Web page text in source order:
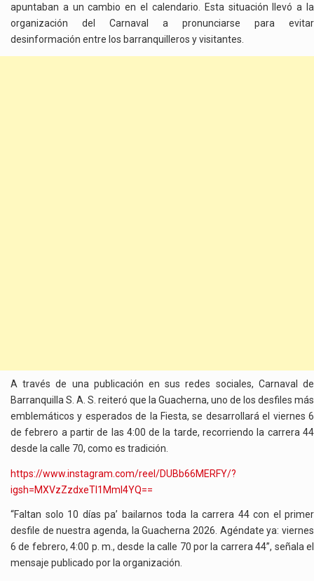
apuntaban a un cambio en el calendario. Esta situación llevó a la
organización del Carnaval a pronunciarse para evitar
desinformación entre los barranquilleros y visitantes.
A través de una publicación en sus redes sociales, Carnaval de
Barranquilla S. A. S. reiteró que la Guacherna, uno de los desfiles más
emblemáticos y esperados de la Fiesta, se desarrollará el viernes 6
de febrero a partir de las 4:00 de la tarde, recorriendo la carrera 44
desde la calle 70, como es tradición.
https://www.instagram.com/reel/DUBb66MERFY/?
igsh=MXVzZzdxeTI1Mml4YQ==
“Faltan solo 10 días pa’ bailarnos toda la carrera 44 con el primer
desfile de nuestra agenda, la Guacherna 2026. Agéndate ya: viernes
6 de febrero, 4:00 p. m., desde la calle 70 por la carrera 44”, señala el
mensaje publicado por la organización.